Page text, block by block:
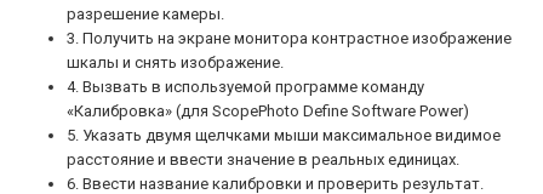
разрешение камеры.
3. Получить на экране монитора контрастное изображение
шкалы и снять изображение.
4. Вызвать в используемой программе команду
«Калибровка» (для ScopePhoto Define Software Power)
5. Указать двумя щелчками мыши максимальное видимое
расстояние и ввести значение в реальных единицах.
6. Ввести название калибровки и проверить результат.